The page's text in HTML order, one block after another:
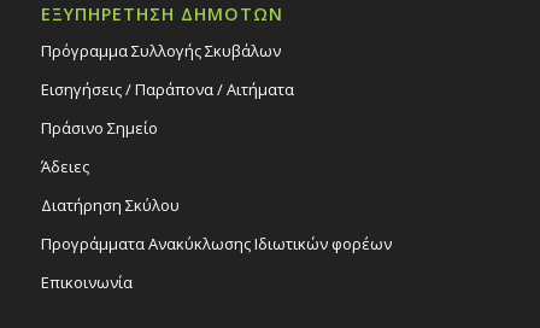
ΕΞΥΠΗΡΕΤΗΣΗ ΔΗΜΟΤΩΝ
Πρόγραμμα Συλλογής Σκυβάλων
Εισηγήσεις / Παράπονα / Αιτήματα
Πράσινο Σημείο
Άδειες
Διατήρηση Σκύλου
Προγράμματα Ανακύκλωσης Ιδιωτικών φορέων
Επικοινωνία